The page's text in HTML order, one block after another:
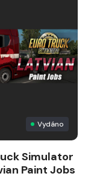
Vydáno
Simulator
Paint Jobs